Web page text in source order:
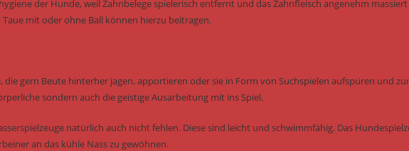
der Hunde, weil Zahnbelege spielerisch entfernt und das Zahnfleisch angenehm massiert
mit oder ohne Ball können hierzu beitragen.
gern Beute hinterher jagen, apportieren oder sie in Form von Suchspielen aufspüren und
sondern auch die geistige Ausarbeitung mit ins Spiel.
natürlich auch nicht fehlen. Diese sind leicht und schwimmfähig. Das
an das kühle Nass zu gewöhnen.